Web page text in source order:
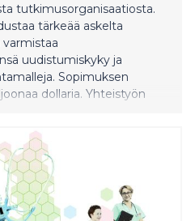
tutkimusorganisaatiosta.
tärkeää askelta
varmistaa
uudistumiskyky ja
Sopimuksen
dollaria. Yhteistyön
Asiakasorganisaation
on kooltaan huomattava ja
Prism -teknologiaan
Workforce Outsmart-